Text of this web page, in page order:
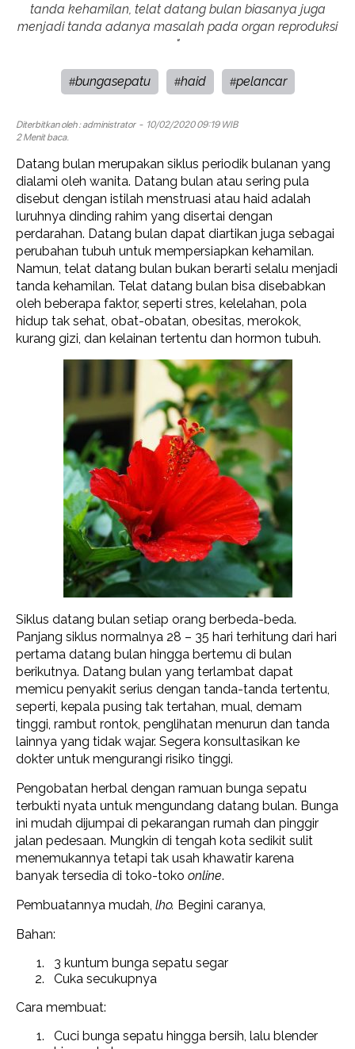
tanda kehamilan, telat datang bulan biasanya juga
menjadi tanda adanya masalah pada organ reproduksi
"
#bungasepatu #haid #pelancar
Diterbitkan oleh : administrator- 10/02/2020 09:19 WIB
2 Menit baca.
Datang bulan merupakan siklus periodik bulanan yang
dialami oleh wanita. Datang bulan atau sering pula
disebut dengan istilah menstruasi atau haid adalah
luruhnya dinding rahim yang disertai dengan
perdarahan. Datang bulan dapat diartikan juga sebagai
perubahan tubuh untuk mempersiapkan kehamilan.
Namun, telat datang bulan bukan berarti selalu menjadi
tanda kehamilan. Telat datang bulan bisa disebabkan
oleh beberapa faktor, seperti stres, kelelahan, pola
hidup tak sehat, obat-obatan, obesitas, merokok,
kurang gizi, dan kelainan tertentu dan hormon tubuh.
Siklus datang bulan setiap orang berbeda-beda.
Panjang siklus normalnya 28 – 35 hari terhitung dari hari
pertama datang bulan hingga bertemu di bulan
berikutnya. Datang bulan yang terlambat dapat
memicu penyakit serius dengan tanda-tanda tertentu,
seperti, kepala pusing tak tertahan, mual, demam
tinggi, rambut rontok, penglihatan menurun dan tanda
lainnya yang tidak wajar. Segera konsultasikan ke
dokter untuk mengurangi risiko tinggi.
Pengobatan herbal dengan ramuan bunga sepatu
terbukti nyata untuk mengundang datang bulan. Bunga
ini mudah dijumpai di pekarangan rumah dan pinggir
jalan pedesaan. Mungkin di tengah kota sedikit sulit
menemukannya tetapi tak usah khawatir karena
banyak tersedia di toko-toko online.
Pembuatannya mudah, lho. Begini caranya,
Bahan:
3 kuntum bunga sepatu segar
Cuka secukupnya
Cara membuat:
Cuci bunga sepatu hingga bersih, lalu blender